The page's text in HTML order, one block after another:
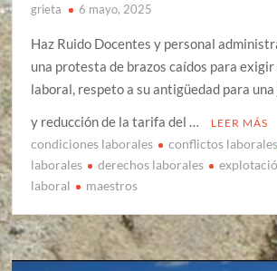
grieta 6 mayo, 2025
Haz Ruido Docentes y personal
una protesta de brazos caídos para
laboral, respeto a su antigüedad para
y reducción de la tarifa del …
LEER MÁS
condiciones laborales conflictos laborales
laborales
derechos laborales
laboral
maestros